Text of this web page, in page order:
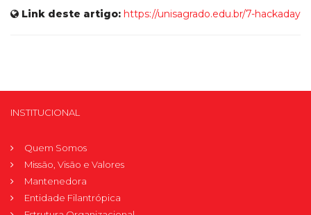
Link deste artigo: https://unisagrado.edu.br/7-hackaday
INSTITUCIONAL
Quem Somos
Missão, Visão e Valores
Mantenedora
Entidade Filantrópica